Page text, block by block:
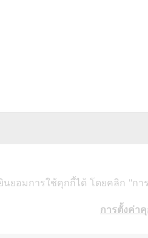
ยอมการใช้คุกกี้ได้ โดยคลิก "กา
การตั้งค่า